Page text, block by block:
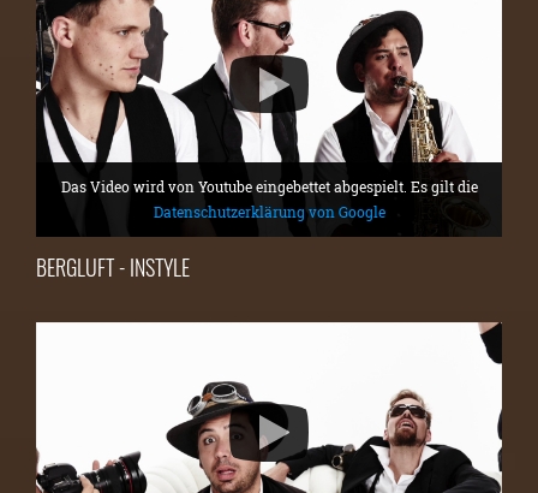
Das Video wird von Youtube eingebettet abgespielt. Es gilt die
Datenschutzerklärung von Google
BERGLUFT - INSTYLE